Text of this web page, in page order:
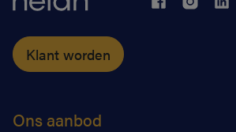
Klant worden
Ons aanbod